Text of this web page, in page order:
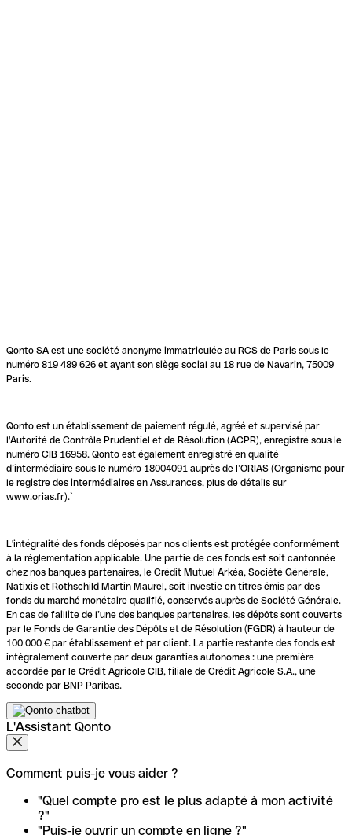
Qonto SA est une société anonyme immatriculée au RCS de Paris sous le
numéro 819 489 626 et ayant son siège social au 18 rue de Navarin, 75009
Paris.
Qonto est un établissement de paiement régulé, agréé et supervisé par
l'Autorité de Contrôle Prudentiel et de Résolution (ACPR), enregistré sous le
numéro CIB 16958. Qonto est également enregistré en qualité
d’intermédiaire sous le numéro 18004091 auprès de l’ORIAS (Organisme pour
le registre des intermédiaires en Assurances, plus de détails sur
www.orias.fr).`
L'intégralité des fonds déposés par nos clients est protégée conformément
à la réglementation applicable. Une partie de ces fonds est soit cantonnée
chez nos banques partenaires, le Crédit Mutuel Arkéa, Société Générale,
Natixis et Rothschild Martin Maurel, soit investie en titres émis par des
fonds du marché monétaire qualifié, conservés auprès de Société Générale.
En cas de faillite de l’une des banques partenaires, les dépôts sont couverts
par le Fonds de Garantie des Dépôts et de Résolution (FGDR) à hauteur de
100 000 € par établissement et par client. La partie restante des fonds est
intégralement couverte par deux garanties autonomes : une première
accordée par le Crédit Agricole CIB, filiale de Crédit Agricole S.A., une
seconde par BNP Paribas.
L'Assistant Qonto
Comment puis-je vous aider ?
"Quel compte pro est le plus adapté à mon activité
?"
"Puis-je ouvrir un compte en ligne ?"